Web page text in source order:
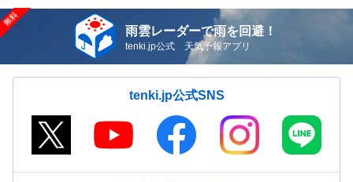
雨雲レーダーで雨を回避！
tenki.jp公式 天気予報アプリ
tenki.jp公式SNS